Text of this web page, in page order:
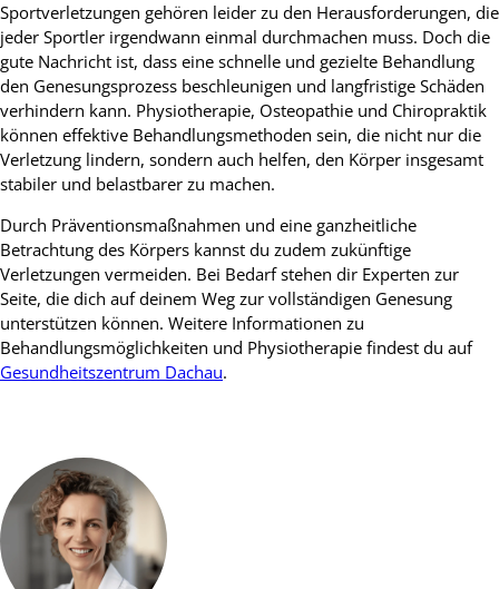
Sportverletzungen gehören leider zu den Herausforderungen, die
jeder Sportler irgendwann einmal durchmachen muss. Doch die
gute Nachricht ist, dass eine schnelle und gezielte Behandlung
den Genesungsprozess beschleunigen und langfristige Schäden
verhindern kann. Physiotherapie, Osteopathie und Chiropraktik
können effektive Behandlungsmethoden sein, die nicht nur die
Verletzung lindern, sondern auch helfen, den Körper insgesamt
stabiler und belastbarer zu machen.
Durch Präventionsmaßnahmen und eine ganzheitliche
Betrachtung des Körpers kannst du zudem zukünftige
Verletzungen vermeiden. Bei Bedarf stehen dir Experten zur
Seite, die dich auf deinem Weg zur vollständigen Genesung
unterstützen können. Weitere Informationen zu
Behandlungsmöglichkeiten und Physiotherapie findest du auf
Gesundheitszentrum Dachau.